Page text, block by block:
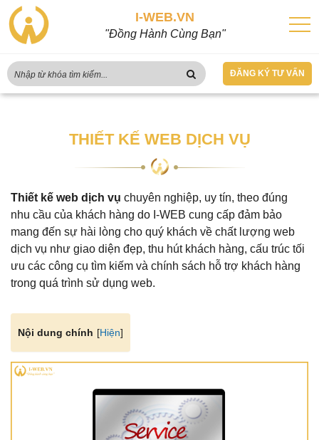
I-WEB.VN
"Đồng Hành Cùng Bạn"
ĐĂNG KÝ TƯ VẤN
THIẾT KẾ WEB DỊCH VỤ
Thiết kế web dịch vụ chuyên nghiệp, uy tín, theo đúng
nhu cầu của khách hàng do I-WEB cung cấp đảm bảo
mang đến sự hài lòng cho quý khách về chất lượng web
dịch vụ như giao diện đẹp, thu hút khách hàng, cấu trúc tối
ưu các công cụ tìm kiếm và chính sách hỗ trợ khách hàng
trong quá trình sử dụng web.
Nội dung chính [Hiện]